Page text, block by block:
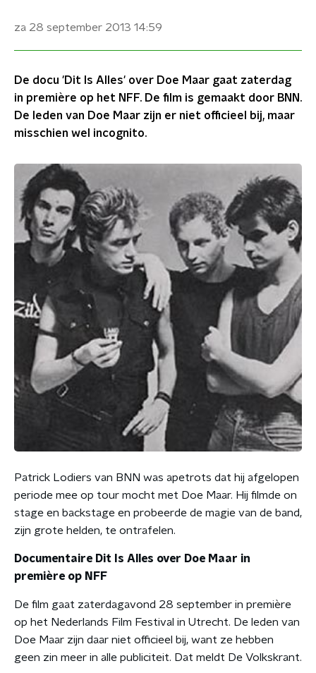
za 28 september 2013 14:59
De docu 'Dit Is Alles' over Doe Maar gaat zaterdag
in première op het NFF. De film is gemaakt door BNN.
De leden van Doe Maar zijn er niet officieel bij, maar
misschien wel incognito.
Patrick Lodiers van BNN was apetrots dat hij afgelopen
periode mee op tour mocht met Doe Maar. Hij filmde on
stage en backstage en probeerde de magie van de band,
zijn grote helden, te ontrafelen.
Documentaire Dit Is Alles over Doe Maar in
première op NFF
De film gaat zaterdagavond 28 september in première
op het Nederlands Film Festival in Utrecht. De leden van
Doe Maar zijn daar niet officieel bij, want ze hebben
geen zin meer in alle publiciteit. Dat meldt De Volkskrant.